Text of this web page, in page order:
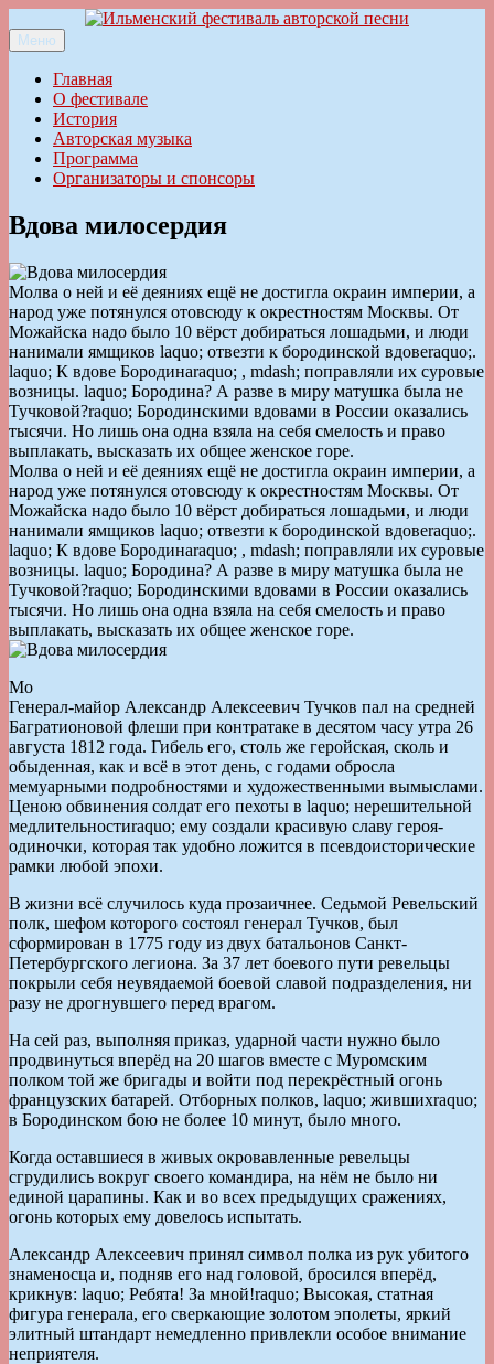
к
содержимому
Ильменский фестиваль авторской песни
Меню
Главная
О фестивале
История
Авторская музыка
Программа
Организаторы и спонсоры
Вдова милосердия
Молва о ней и её деяниях ещё не достигла окраин империи, а
народ уже потянулся отовсюду к окрестностям Москвы. От
Можайска надо было 10 вёрст добираться лошадьми, и люди
нанимали ямщиков laquo; отвезти к бородинской вдовеraquo;.
laquo; К вдове Бородинаraquo; , mdash; поправляли их суровые
возницы. laquo; Бородина? А разве в миру матушка была не
Тучковой?raquo; Бородинскими вдовами в России оказались
тысячи. Но лишь она одна взяла на себя смелость и право
выплакать, высказать их общее женское горе.
Молва о ней и её деяниях ещё не достигла окраин империи, а
народ уже потянулся отовсюду к окрестностям Москвы. От
Можайска надо было 10 вёрст добираться лошадьми, и люди
нанимали ямщиков laquo; отвезти к бородинской вдовеraquo;.
laquo; К вдове Бородинаraquo; , mdash; поправляли их суровые
возницы. laquo; Бородина? А разве в миру матушка была не
Тучковой?raquo; Бородинскими вдовами в России оказались
тысячи. Но лишь она одна взяла на себя смелость и право
выплакать, высказать их общее женское горе.
Мо
Генерал-майор Александр Алексеевич Тучков пал на средней
Багратионовой флеши при контратаке в десятом часу утра 26
августа 1812 года. Гибель его, столь же геройская, сколь и
обыденная, как и всё в этот день, с годами обросла
мемуарными подробностями и художественными вымыслами.
Ценою обвинения солдат его пехоты в laquo; нерешительной
медлительностиraquo; ему создали красивую славу героя-
одиночки, которая так удобно ложится в псевдоисторические
рамки любой эпохи.
В жизни всё случилось куда прозаичнее. Седьмой Ревельский
полк, шефом которого состоял генерал Тучков, был
сформирован в 1775 году из двух батальонов Санкт-
Петербургского легиона. За 37 лет боевого пути ревельцы
покрыли себя неувядаемой боевой славой подразделения, ни
разу не дрогнувшего перед врагом.
На сей раз, выполняя приказ, ударной части нужно было
продвинуться вперёд на 20 шагов вместе с Муромским
полком той же бригады и войти под перекрёстный огонь
французских батарей. Отборных полков, laquo; жившихraquo;
в Бородинском бою не более 10 минут, было много.
Когда оставшиеся в живых окровавленные ревельцы
сгрудились вокруг своего командира, на нём не было ни
единой царапины. Как и во всех предыдущих сражениях,
огонь которых ему довелось испытать.
Александр Алексеевич принял символ полка из рук убитого
знаменосца и, подняв его над головой, бросился вперёд,
крикнув: laquo; Ребята! За мной!raquo; Высокая, статная
фигура генерала, его сверкающие золотом эполеты, яркий
элитный штандарт немедленно привлекли особое внимание
неприятеля.